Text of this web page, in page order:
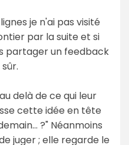
je n'ai pas visité
par la suite et si
partager un feedback
delà de ce qui leur
cette idée en tête
?" Néanmoins
juger ; elle regarde le